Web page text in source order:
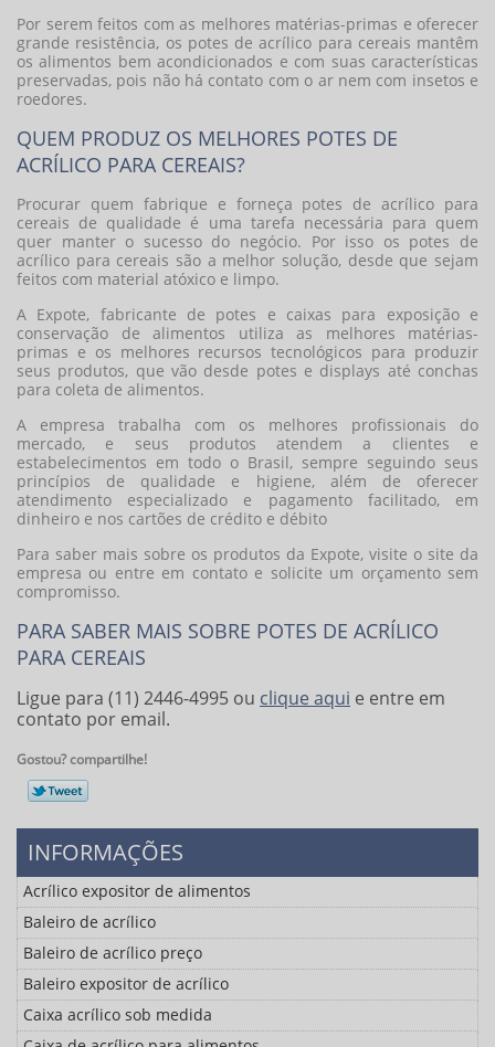
Por serem feitos com as melhores matérias-primas e oferecer
grande resistência, os potes de acrílico para cereais mantêm
os alimentos bem acondicionados e com suas características
preservadas, pois não há contato com o ar nem com insetos e
roedores.
QUEM PRODUZ OS MELHORES POTES DE
ACRÍLICO PARA CEREAIS?
Procurar quem fabrique e forneça potes de acrílico para
cereais de qualidade é uma tarefa necessária para quem
quer manter o sucesso do negócio. Por isso os potes de
acrílico para cereais são a melhor solução, desde que sejam
feitos com material atóxico e limpo.
A Expote, fabricante de potes e caixas para exposição e
conservação de alimentos utiliza as melhores matérias-
primas e os melhores recursos tecnológicos para produzir
seus produtos, que vão desde potes e displays até conchas
para coleta de alimentos.
A empresa trabalha com os melhores profissionais do
mercado, e seus produtos atendem a clientes e
estabelecimentos em todo o Brasil, sempre seguindo seus
princípios de qualidade e higiene, além de oferecer
atendimento especializado e pagamento facilitado, em
dinheiro e nos cartões de crédito e débito
Para saber mais sobre os produtos da Expote, visite o site da
empresa ou entre em contato e solicite um orçamento sem
compromisso.
PARA SABER MAIS SOBRE POTES DE ACRÍLICO
PARA CEREAIS
Ligue para (11) 2446-4995 ou clique aqui e entre em
contato por email.
Gostou? compartilhe!
INFORMAÇÕES
Acrílico expositor de alimentos
Baleiro de acrílico
Baleiro de acrílico preço
Baleiro expositor de acrílico
Caixa acrílico sob medida